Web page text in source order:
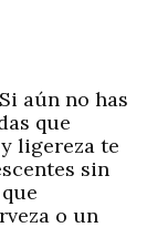
aún no has
que
ligereza te
sin
o un